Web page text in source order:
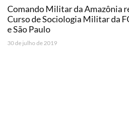
Comando Militar da Amazônia
Curso de Sociologia Militar da
e São Paulo
30 de julho de 2019